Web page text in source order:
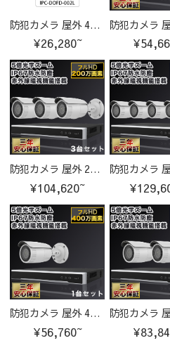
防犯カメラ 屋外 400万画素 固定レンズ2.8mm IP67防塵防水 IPカメラ IPC-DOFD-002L-cam
¥26,280~
防犯カメラ 屋外 200万画素 光学レンズ搭載 IP67防塵防水 IPカメラ 3台セット
¥104,620~
防犯カメラ 屋外 400万画素 光学レンズ搭載 IP67防塵防水 IPカメラ 1台セット
¥56,760~